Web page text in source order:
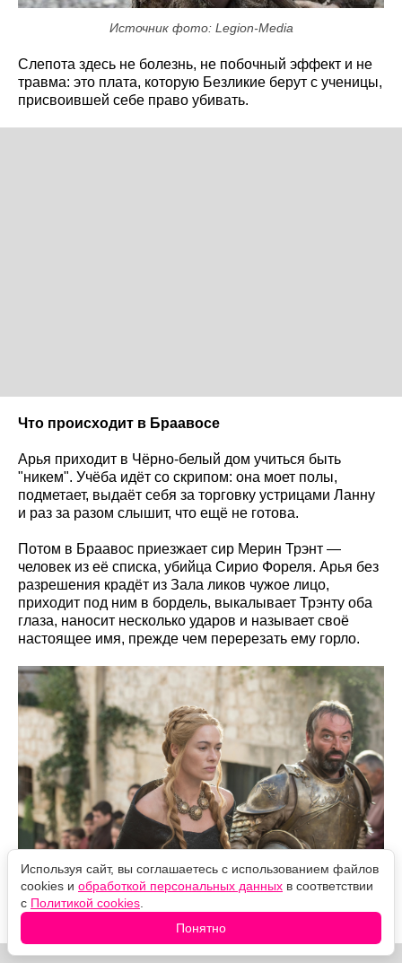
Источник фото: Legion-Media
Слепота здесь не болезнь, не побочный эффект и не
травма: это плата, которую Безликие берут с ученицы,
присвоившей себе право убивать.
Что происходит в Браавосе
Арья приходит в Чёрно-белый дом учиться быть
"никем". Учёба идёт со скрипом: она моет полы,
подметает, выдаёт себя за торговку устрицами Ланну
и раз за разом слышит, что ещё не готова.
Потом в Браавос приезжает сир Мерин Трэнт —
человек из её списка, убийца Сирио Фореля. Арья без
разрешения крадёт из Зала ликов чужое лицо,
приходит под ним в бордель, выкалывает Трэнту оба
глаза, наносит несколько ударов и называет своё
настоящее имя, прежде чем перерезать ему горло.
Используя сайт, вы соглашаетесь с использованием файлов
cookies и обработкой персональных данных в соответствии
с Политикой cookies
Понятно